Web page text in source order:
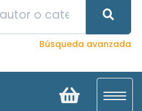
Búsqueda avanzada